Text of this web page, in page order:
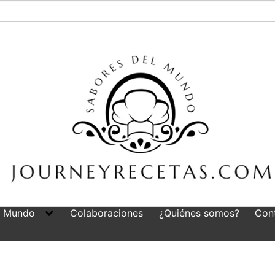
Mundo Colaboraciones ¿Quiénes somos?